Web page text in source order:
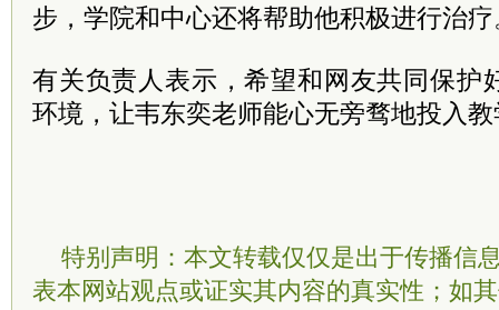
步，学院和中心还将帮助他积极进行治疗
有关负责人表示，希望和网友共同保护
环境，让韦东奕老师能心无旁骛地投入
特别声明：本文转载仅仅是出于传播信
表本网站观点或证实其内容的真实性；如